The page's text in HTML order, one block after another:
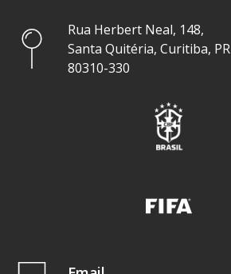
Rua Herbert Neal, 148,
Santa Quitéria, Curitiba, PR
80310-330